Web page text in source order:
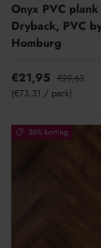
Onyx PVC plank
Dryback, PVC
Homburg
€21,95 €29,63
Eenheid prijs
€73,31 / pack
36% korting